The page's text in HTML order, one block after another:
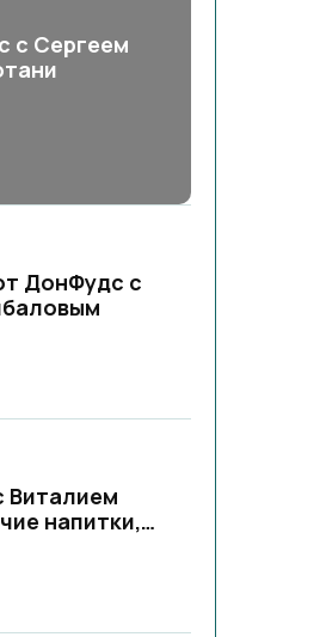
с Сергеем
ДонФудс с
Виталием
напитки,